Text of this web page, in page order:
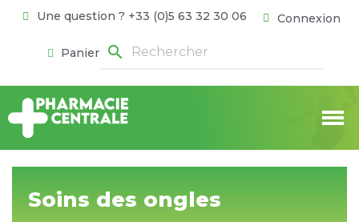
Une question ? +33 (0)5 63 32 30 06 Connexion
Panier search
Soins des ongles